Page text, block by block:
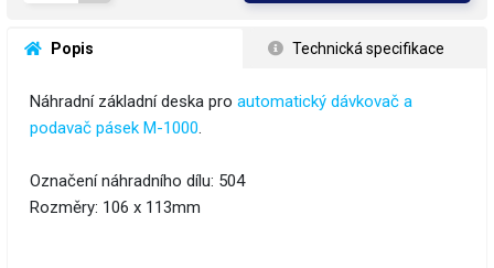
Popis Technická specifikace
Náhradní základní deska pro automatický dávkovač a
podavač pásek M-1000.
Označení náhradního dílu: 504
Rozměry: 106 x 113mm